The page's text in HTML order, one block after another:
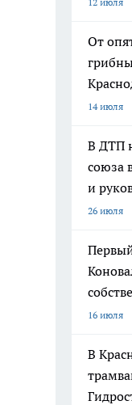
От
14 июля
В ДТП
союза
и
26 июля
16 июля
В